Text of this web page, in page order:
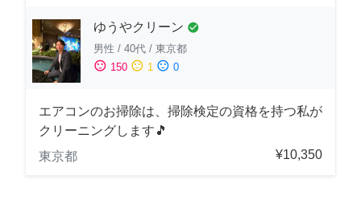
ゆうやクリーン check_circle
男性 / 40代 / 東京都
sentiment_satisfied 150 sentiment_neutral 1 sentiment_dissatisfied 0
エアコンのお掃除は、掃除検定の資格を持つ私が
クリーニングします🎵
東京都
¥10,350